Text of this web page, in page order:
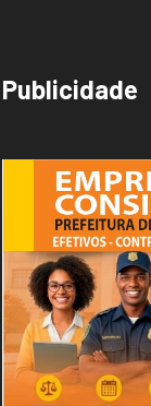
Publicidade